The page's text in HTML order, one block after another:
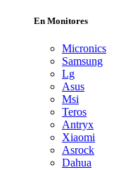
En Monitores
Micronics
Samsung
Lg
Asus
Msi
Teros
Antryx
Xiaomi
Asrock
Dahua